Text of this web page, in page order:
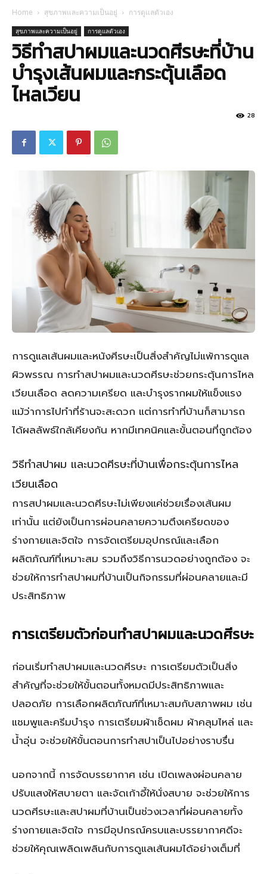
Home สุขภาพและความเป็นอยู่ การดูแลตัวเอง
สุขภาพและความเป็นอยู่ การดูแลตัวเอง
วิธีทำสปาผมและนวดศีรษะที่บ้าน
บำรุงเส้นผมและกระตุ้นเลือด
ไหลเวียน
28
การดูแลเส้นผมและหนังศีรษะเป็นสิ่งสำคัญไม่แพ้การดูแล
ผิวพรรณ การทำสปาผมและนวดศีรษะช่วยกระตุ้นการไหล
เวียนเลือด ลดความเครียด และบำรุงรากผมให้แข็งแรง
แม้ว่าการไปทำที่ร้านจะสะดวก แต่การทำที่บ้านก็สามารถ
ได้ผลลัพธ์ใกล้เคียงกัน หากมีเทคนิคและขั้นตอนที่ถูกต้อง
วิธีทำสปาผม และนวดศีรษะที่บ้านเพื่อกระตุ้นการไหล
เวียนเลือด
การสปาผมและนวดศีรษะไม่เพียงแค่ช่วยเรื่องเส้นผม
เท่านั้น แต่ยังเป็นการผ่อนคลายความตึงเครียดของ
ร่างกายและจิตใจ การจัดเตรียมอุปกรณ์และเลือก
ผลิตภัณฑ์ที่เหมาะสม รวมถึงวิธีการนวดอย่างถูกต้อง จะ
ช่วยให้การทำสปาผมที่บ้านเป็นกิจกรรมที่ผ่อนคลายและมี
ประสิทธิภาพ
การเตรียมตัวก่อนทำสปาผมและนวดศีรษะ
ก่อนเริ่มทำสปาผมและนวดศีรษะ การเตรียมตัวเป็นสิ่ง
สำคัญที่จะช่วยให้ขั้นตอนทั้งหมดมีประสิทธิภาพและ
ปลอดภัย การเลือกผลิตภัณฑ์ที่เหมาะสมกับสภาพผม เช่น
แชมพูและครีมบำรุง การเตรียมผ้าเช็ดผม ผ้าคลุมไหล่ และ
น้ำอุ่น จะช่วยให้ขั้นตอนการทำสปาเป็นไปอย่างราบรื่น
นอกจากนี้ การจัดบรรยากาศ เช่น เปิดเพลงผ่อนคลาย
ปรับแสงให้สบายตา และจัดเก้าอี้ให้นั่งสบาย จะช่วยให้การ
นวดศีรษะและสปาผมที่บ้านเป็นช่วงเวลาที่ผ่อนคลายทั้ง
ร่างกายและจิตใจ การมีอุปกรณ์ครบและบรรยากาศดีจะ
ช่วยให้คุณเพลิดเพลินกับการดูแลเส้นผมได้อย่างเต็มที่